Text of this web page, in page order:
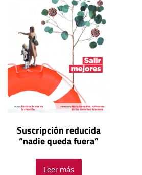
Suscripción reducida
“nadie queda fuera”
Leer más